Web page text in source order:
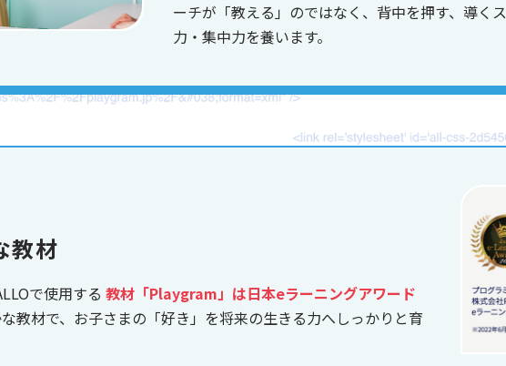
ーチが「教える」のではなく、背中を押す、導く
力・集中力を養います。
教材
で使用する 教材「Playgram」は日本eラーニングアワード
教材で、お子さまの「好き」を将来の生きる力へしっかりと育